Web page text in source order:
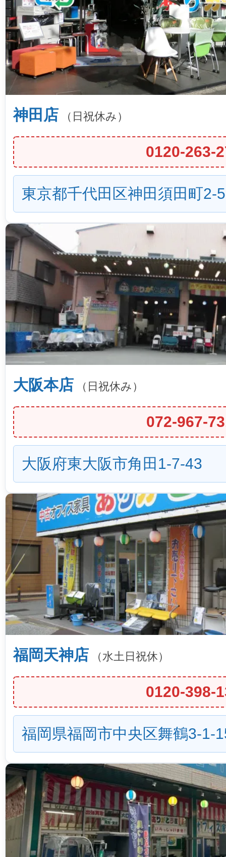
神田店 （日祝休み）
0120-263-
東京都千代田区神田須田町2-
大阪本店 （日祝休み）
072-967-
大阪府東大阪市角田1-7-43
福岡天神店 （水土日祝休）
0120-398-
福岡県福岡市中央区舞鶴3-1-